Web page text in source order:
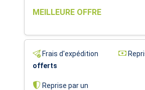
MEILLEURE OFFRE
Frais d'expédition
offerts
Reprise par un